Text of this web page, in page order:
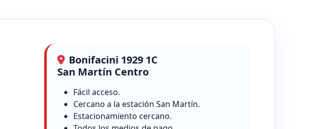
Bonifacini 1929 1C
San Martín Centro
Fácil acceso.
Cercano a la estación San Martín.
Estacionamiento cercano.